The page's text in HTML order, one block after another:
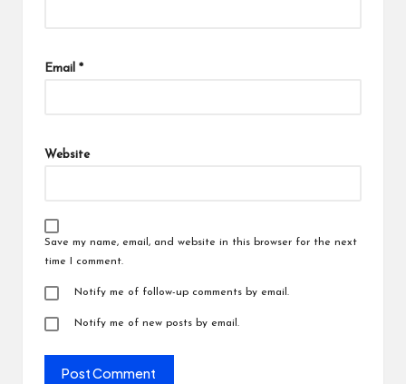
Email *
Website
Save my name, email, and website in this browser for the next
time I comment.
Notify me of follow-up comments by email.
Notify me of new posts by email.